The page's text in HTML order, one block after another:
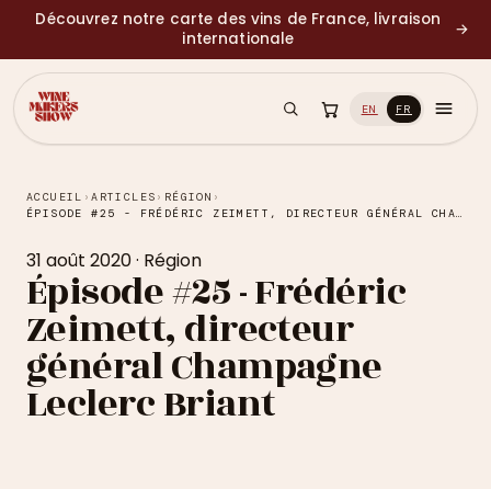
Découvrez notre carte des vins de France, livraison
internationale
→
EN FR
ACCUEIL ›ARTICLES › RÉGION ›
ÉPISODE #25 - FRÉDÉRIC ZEIMETT, DIRECTEUR GÉNÉRAL CHAMPAGNE LECLERC BRIANT
31 août 2020· Région
Épisode #25 - Frédéric
Zeimett, directeur
général Champagne
Leclerc Briant